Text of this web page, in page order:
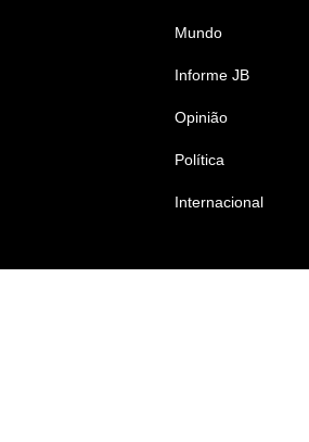
Mundo
Informe JB
Opinião
Política
Internacional